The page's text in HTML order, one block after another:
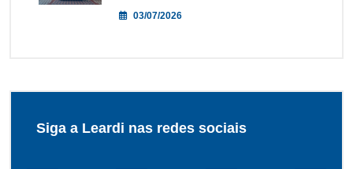
03/07/2026
Siga a Leardi nas redes sociais